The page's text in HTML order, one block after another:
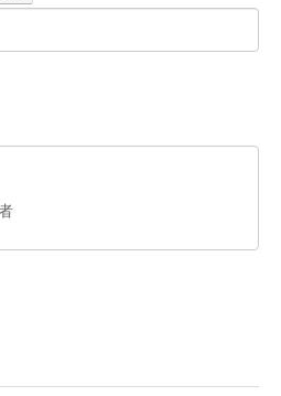
合せへの対応のために利用いた
に提供しません。